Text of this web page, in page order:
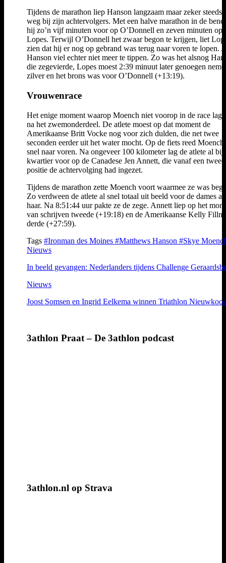
Tijdens de marathon liep Hanson langzaam maar zeker steeds
weg bij zijn achtervolgers. Met een halve marathon in de
hij zo’n vijf minuten voor op O’Donnell en zeven minuten op
Lopes. Terwijl O’Donnell het zwaar begon te krijgen, liet
zien dat hij er nog op gebrand was terug naar voren te lopen.
Hanson viel echter niet meer te tippen. Zo was het alsnog
die zegevierde, Lopes moest 2:39 minuut later genoegen
zilver en het brons was voor O’Donnell (+13:19).
Vrouwenrace
Het enige moment waarop Moench niet voorop in de race lag,
na het zwemonderdeel. De atlete moest op dat moment de
Amerikaanse Britt Vocke nog voor zich dulden, die net twee
seconden eerder uit het water mocht. Op de fiets reed Moench
snel naar voren. Na ongeveer 100 kilometer lag de atlete al
kwartier voor op de Canadese Jen Annett, die vanaf een
positie de achtervolging had ingezet.
Tijdens de marathon zette Moench voort waarmee ze was
Zo verdween de atlete al snel totaal uit beeld voor de dames
haar. Na 8:51:44 uur pakte ze de zege. Annett liep op het
van schrijven tweede (+19:18) en de Amerikaanse Kelly
derde (+27:59).
Tags #Ironman des Moines #Matthews Hanson #Skye
Nieuws
In beeld gevangen: Nederlanders tijdens Challenge
Nieuws
Joost Somsen en Ingrid Eelkema winnen Triathlon
3athlon Praat – De 3athlon podcast
3athlon.nl op Strava